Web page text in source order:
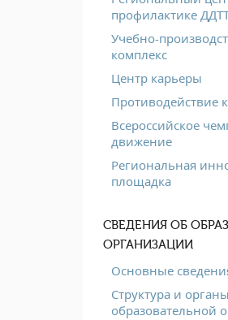
профилактике
Учебно-
комплекс
Центр карьеры
Противодействие
Всероссийское
движение
Региональная
площадка
СВЕДЕНИЯ ОБ
ОРГАНИЗАЦИИ
Основные
Структура и
образовательной